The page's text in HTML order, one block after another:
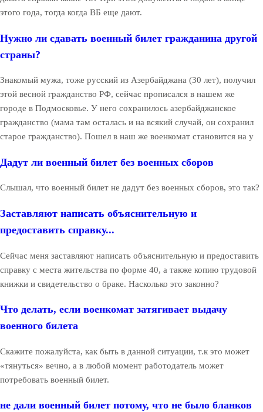
этого года, тогда когда ВБ еще дают.
Нужно ли сдавать военный билет гражданина другой
страны?
Знакомый мужа, тоже русский из Азербайджана (30 лет), получил
этой весной гражданство РФ, сейчас прописался в нашем же
городе в Подмосковье. У него сохранилось азербайджанское
гражданство (мама там осталась и на всякий случай, он сохранил
старое гражданство). Пошел в наш же военкомат становится на у
Дадут ли военный билет без военных сборов
Слышал, что военный билет не дадут без военных сборов, это так?
Заставляют написать объяснительную и
предоставить справку...
Сейчас меня заставляют написать объяснительную и предоставить
справку с места жительства по форме 40, а также копию трудовой
книжки и свидетельство о браке. Насколько это законно?
Что делать, если военкомат затягивает выдачу
военного билета
Скажите пожалуйста, как быть в данной ситуации, т.к это может
«тянуться» вечно, а в любой момент работодатель может
потребовать военный билет.
не дали военный билет потому, что не было бланков